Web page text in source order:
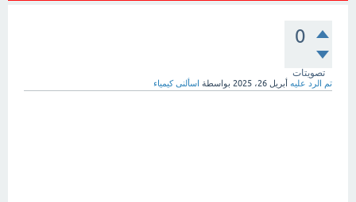
0
تصويتات
تم الرد عليه أبريل 26، 2025 بواسطة اسألنى كيمياء